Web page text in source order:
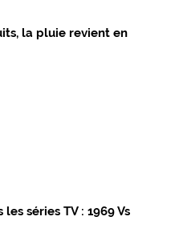
la pluie revient en
séries TV : 1969 Vs